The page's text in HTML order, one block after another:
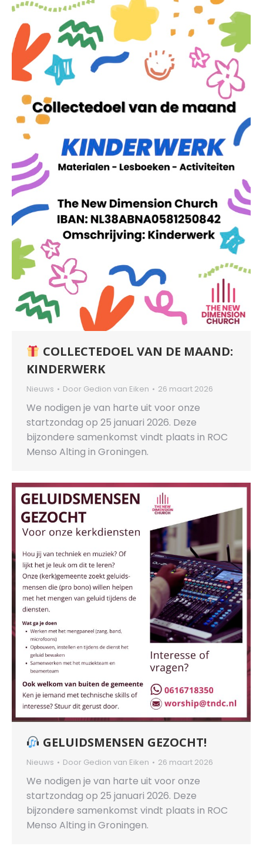
COLLECTEDOEL VAN DE MAAND:
KINDERWERK
Nieuws Door Gedion van Eiken 26 maart 2026
We nodigen je van harte uit voor onze
startzondag op 25 januari 2026. Deze
bijzondere samenkomst vindt plaats in ROC
Menso Alting in Groningen.
GELUIDSMENSEN GEZOCHT!
Nieuws Door Gedion van Eiken 26 maart 2026
We nodigen je van harte uit voor onze
startzondag op 25 januari 2026. Deze
bijzondere samenkomst vindt plaats in ROC
Menso Alting in Groningen.